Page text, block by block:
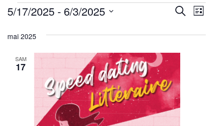
Évènements
et
de
vues
Recherche
Liste
5/17/2025 - 6/3/2025
une
mai 2025
SAM
17